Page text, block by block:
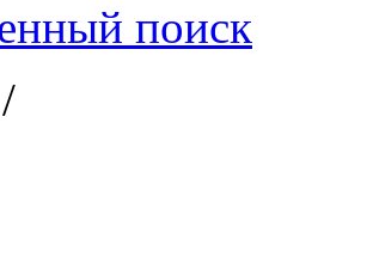
поиск
/